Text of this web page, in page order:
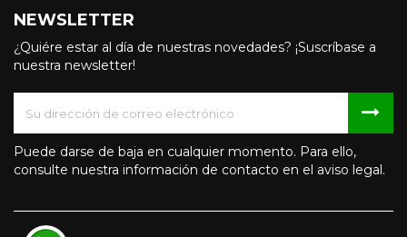
NEWSLETTER
¿Quiére estar al día de nuestras novedades? ¡Suscríbase a
nuestra newsletter!
Puede darse de baja en cualquier momento. Para ello,
consulte nuestra información de contacto en el aviso legal.